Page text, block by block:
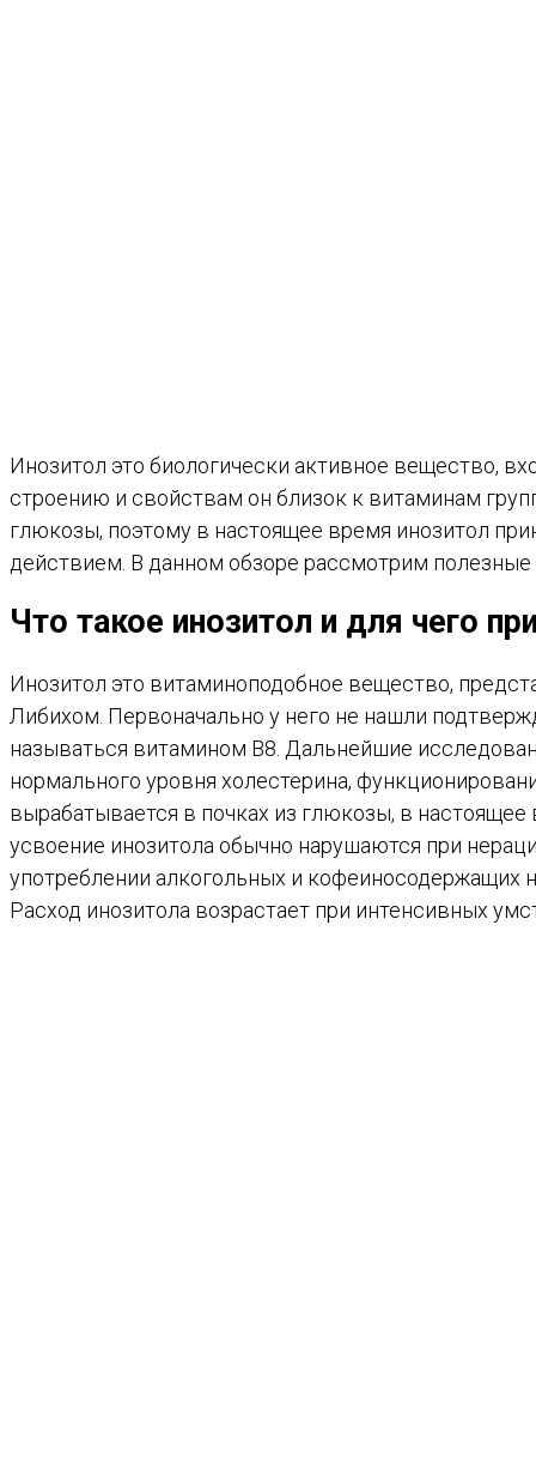
Инозитол это биологически активное вещество,
строению и свойствам он близок к витаминам
глюкозы, поэтому в настоящее время инозитол
действием. В данном обзоре рассмотрим
Что такое инозитол и для чего
Инозитол это витаминоподобное вещество,
Либихом. Первоначально у него не нашли
называться витамином В8. Дальнейшие
нормального уровня холестерина,
вырабатывается в почках из глюкозы, в
усвоение инозитола обычно нарушаются при
употреблении алкогольных и кофеиносодержащих
Расход инозитола возрастает при интенсивных